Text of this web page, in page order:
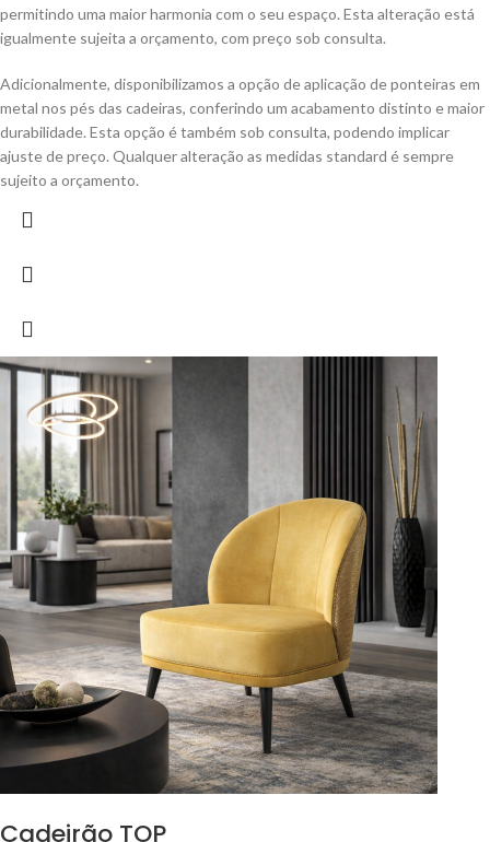
permitindo uma maior harmonia com o seu espaço. Esta alteração está
igualmente sujeita a orçamento, com preço sob consulta.
Adicionalmente, disponibilizamos a opção de aplicação de ponteiras em
metal nos pés das cadeiras, conferindo um acabamento distinto e maior
durabilidade. Esta opção é também sob consulta, podendo implicar
ajuste de preço. Qualquer alteração as medidas standard é sempre
sujeito a orçamento.
Cadeirão TOP